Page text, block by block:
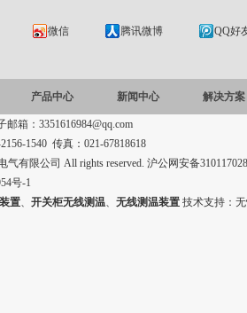
微信 腾讯微博 QQ好
产品中心 新闻中心 解决方案
箱：3351616984@qq.com
1540 传真：021-67818618
气有限公司 All rights reserved. 沪公网安备
号-1
置、 开关柜无线测温、 无线测温装置 技术支持：